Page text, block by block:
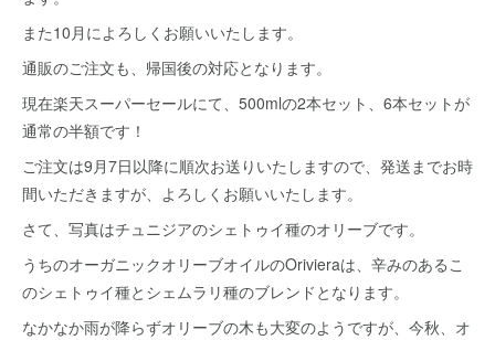
また10月によろしくお願いいたします。
通販のご注文も、帰国後の対応となります。
現在楽天スーパーセールにて、500mlの2本セット、6本セットが
通常の半額です！
ご注文は9月7日以降に順次お送りいたしますので、発送までお時
間いただきますが、よろしくお願いいたします。
さて、写真はチュニジアのシェトゥイ種のオリーブです。
うちのオーガニックオリーブオイルのOrivieraは、辛みのあるこ
のシェトゥイ種とシェムラリ種のブレンドとなります。
なかなか雨が降らずオリーブの木も大変のようですが、今秋、オ